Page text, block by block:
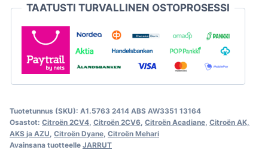
määräTAATUSTI TURVALLINEN OSTOPROSESSI
Tuotetunnus (SKU): A1.5763 2414 ABS AW3351 13164
Osastot: Citroën 2CV4 Citroën 2CV6 Citroën Acadiane Citroën AK,
AKS ja AZU Citroën Dyane Citroën Mehari
Avainsana tuotteelle JARRUT